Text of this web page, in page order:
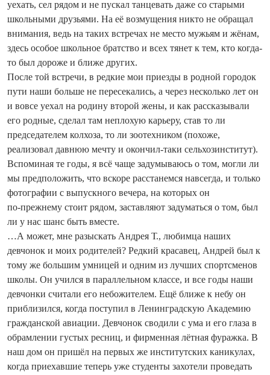
уехать, сел рядом и не пускал танцевать даже со старыми
школьными друзьями. На её возмущения никто не обращал
внимания, ведь на таких встречах не место мужьям и жёнам,
здесь особое школьное братство и всех тянет к тем, кто когда-
то был дороже и ближе других.
После той встречи, в редкие мои приезды в родной городок
пути наши больше не пересекались, а через несколько лет он
и вовсе уехал на родину второй жены, и как рассказывали
его родные, сделал там неплохую карьеру, став то ли
председателем колхоза, то ли зоотехником (похоже,
реализовал давнюю мечту и окончил-таки сельхозинститут).
Вспоминая те годы, я всё чаще задумываюсь о том, могли ли
мы предположить, что вскоре расстанемся навсегда, и только
фотографии с выпускного вечера, на которых он
по‑прежнему стоит рядом, заставляют задуматься о том, был
ли у нас шанс быть вместе.
…А может, мне разыскать Андрея Т., любимца наших
девчонок и моих родителей? Редкий красавец, Андрей был к
тому же большим умницей и одним из лучших спортсменов
школы. Он учился в параллельном классе, и все годы наши
девчонки считали его небожителем. Ещё ближе к небу он
приблизился, когда поступил в Ленинградскую Академию
гражданской авиации. Девчонок сводили с ума и его глаза в
обрамлении густых ресниц, и фирменная лётная фуражка. В
наш дом он пришёл на первых же институтских каникулах,
когда приехавшие теперь уже студенты захотели проведать